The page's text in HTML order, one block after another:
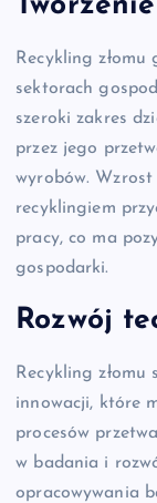
Recykling
sektorach
szeroki zakres
przez jego
wyrobów. Wzrost
recyklingiem
pracy, co ma
gospodarki.
Rozwój
Recykling
innowacji, które
procesów
w badania i
opracowywania